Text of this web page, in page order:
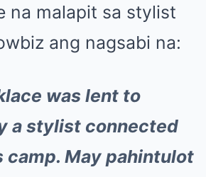
na malapit sa stylist
ang nagsabi na:
was lent to
a stylist connected
camp. May pahintulot